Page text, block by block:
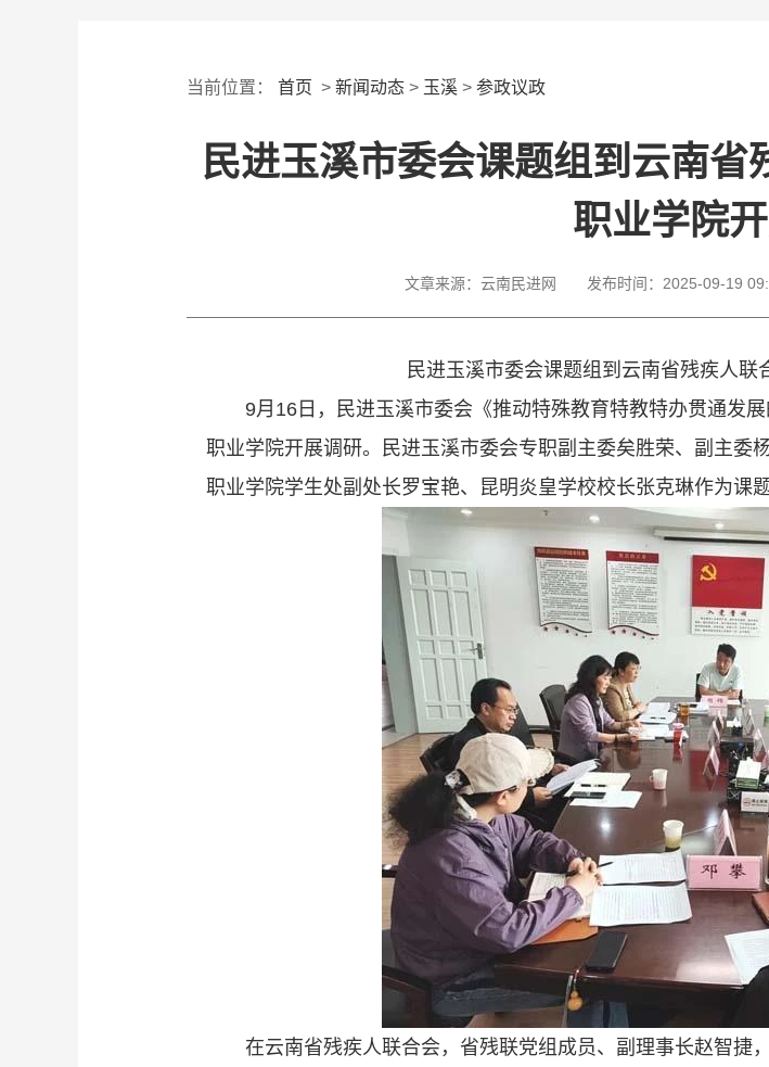
当前位置： 首页 > 新闻动态 > 玉溪 > 参政议政
民进玉溪市委会课题组到云南
职业学院
文章来源： 云南民进网 发布时间： 2025-09-19
民进玉溪市委会课题组到云南省残疾人
9月16日，民进玉溪市委会《推动特殊教育特教特办贯通发
职业学院开展调研。民进玉溪市委会专职副主委矣胜荣、副主委
职业学院学生处副处长罗宝艳、昆明炎皇学校校长张克琳作为课
在云南省残疾人联合会，省残联党组成员、副理事长赵智捷